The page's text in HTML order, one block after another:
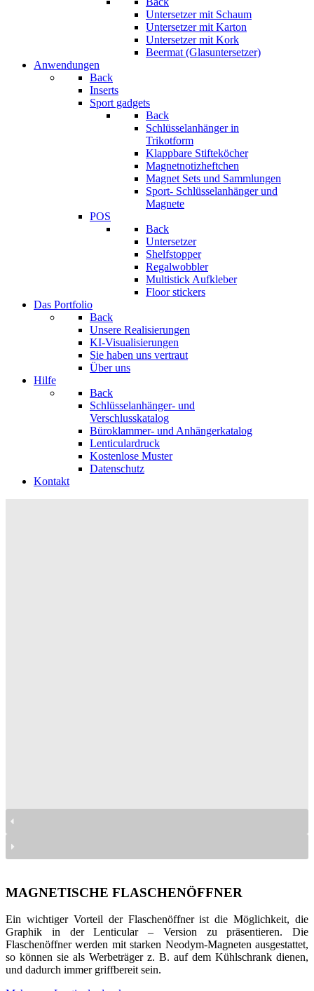
Untersetzer mit Schaum
Untersetzer mit Karton
Untersetzer mit Kork
Beermat (Glasuntersetzer)
Anwendungen
Back
Inserts
Sport gadgets
Back
Schlüsselanhänger in
Trikotform
Klappbare Stifteköcher
Magnetnotizheftchen
Magnet Sets und Sammlungen
Sport- Schlüsselanhänger und
Magnete
POS
Back
Untersetzer
Shelfstopper
Regalwobbler
Multistick Aufkleber
Floor stickers
Das Portfolio
Back
Unsere Realisierungen
KI-Visualisierungen
Sie haben uns vertraut
Über uns
Hilfe
Back
Schlüsselanhänger- und
Verschlusskatalog
Büroklammer- und Anhängerkatalog
Lenticulardruck
Kostenlose Muster
Datenschutz
Kontakt
MAGNETISCHE FLASCHENÖFFNER
Ein wichtiger Vorteil der Flaschenöffner ist die Möglichkeit, die
Graphik in der Lenticular – Version zu präsentieren. Die
Flaschenöffner werden mit starken Neodym-Magneten ausgestattet,
so können sie als Werbeträger z. B. auf dem Kühlschrank dienen,
und dadurch immer griffbereit sein.